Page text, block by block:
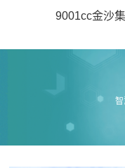
9001cc金沙